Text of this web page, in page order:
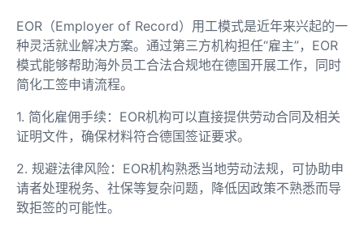
EOR（Employer of Record）用工模式是近年来兴起的一
种灵活就业解决方案。通过第三方机构担任“雇主”，EOR
模式能够帮助海外员工合法合规地在德国开展工作，同时
简化工签申请流程。
1. 简化雇佣手续：EOR机构可以直接提供劳动合同及相关
证明文件，确保材料符合德国签证要求。
2. 规避法律风险：EOR机构熟悉当地劳动法规，可协助申
请者处理税务、社保等复杂问题，降低因政策不熟悉而导
致拒签的可能性。